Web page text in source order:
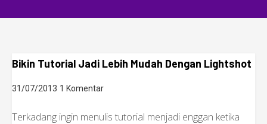
Bikin Tutorial Jadi Lebih Mudah Dengan Lightshot
31/07/2013 1 Komentar
Terkadang ingin menulis tutorial menjadi enggan ketika